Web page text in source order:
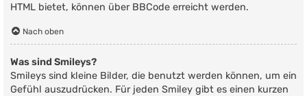
HTML bietet, können über BBCode erreicht werden.
Nach oben
Was sind Smileys?
Smileys sind kleine Bilder, die benutzt werden können, um ein
Gefühl auszudrücken. Für jeden Smiley gibt es einen kurzen